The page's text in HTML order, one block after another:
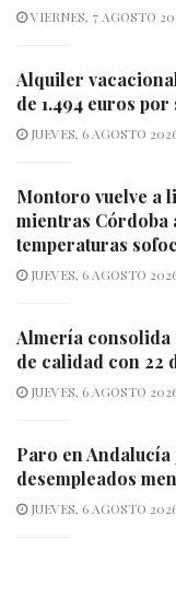
VIERNES, 7 AGOSTO
Alquiler
de 1.494 euros
JUEVES, 6 AGOSTO
Montoro vuelve a
mientras Córdoba
temperaturas
JUEVES, 6 AGOSTO
Almería consolida
de calidad con 22
JUEVES, 6 AGOSTO
Paro en
desempleados
JUEVES, 6 AGOSTO